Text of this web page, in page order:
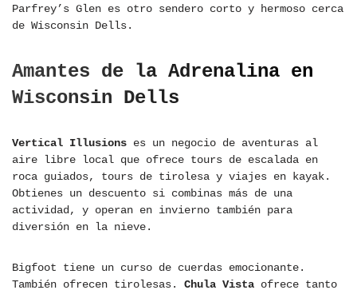
Parfrey’s Glen es otro sendero corto y hermoso cerca
de Wisconsin Dells.
Amantes de la Adrenalina en
Wisconsin Dells
Vertical Illusions es un negocio de aventuras al
aire libre local que ofrece tours de escalada en
roca guiados, tours de tirolesa y viajes en kayak.
Obtienes un descuento si combinas más de una
actividad, y operan en invierno también para
diversión en la nieve.
Bigfoot tiene un curso de cuerdas emocionante.
También ofrecen tirolesas. Chula Vista ofrece tanto